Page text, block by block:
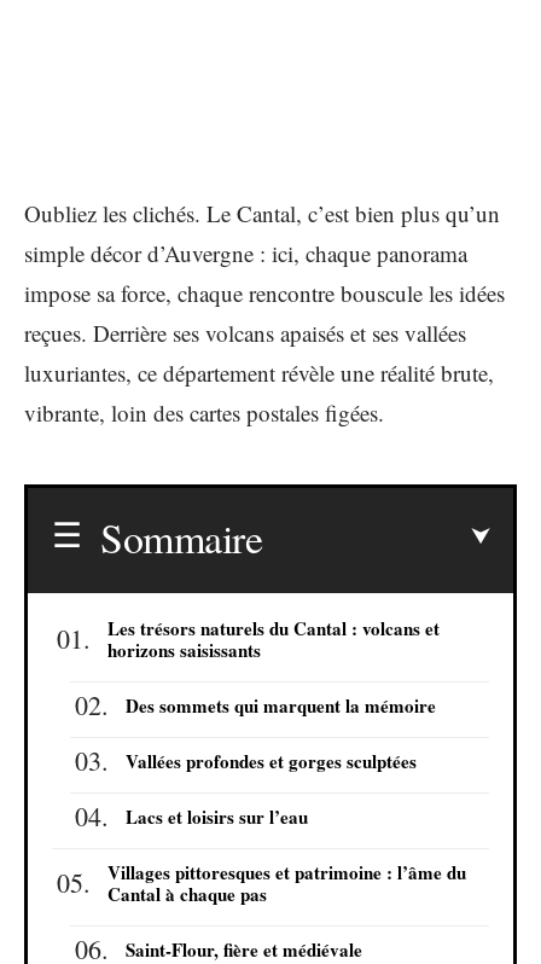
Oubliez les clichés. Le Cantal, c’est bien plus qu’un
simple décor d’Auvergne : ici, chaque panorama
impose sa force, chaque rencontre bouscule les idées
reçues. Derrière ses volcans apaisés et ses vallées
luxuriantes, ce département révèle une réalité brute,
vibrante, loin des cartes postales figées.
Sommaire
Les trésors naturels du Cantal : volcans et
horizons saisissants
Des sommets qui marquent la mémoire
Vallées profondes et gorges sculptées
Lacs et loisirs sur l’eau
Villages pittoresques et patrimoine : l’âme du
Cantal à chaque pas
Saint-Flour, fière et médiévale